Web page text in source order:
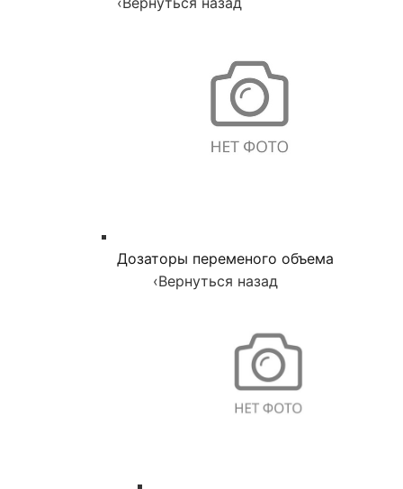
Дозаторы переменого объема
‹Вернуться назад